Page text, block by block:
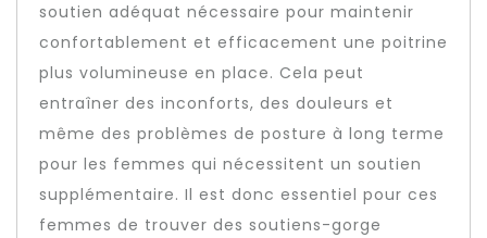
soutien adéquat nécessaire pour maintenir
confortablement et efficacement une poitrine
plus volumineuse en place. Cela peut
entraîner des inconforts, des douleurs et
même des problèmes de posture à long terme
pour les femmes qui nécessitent un soutien
supplémentaire. Il est donc essentiel pour ces
femmes de trouver des soutiens-gorge